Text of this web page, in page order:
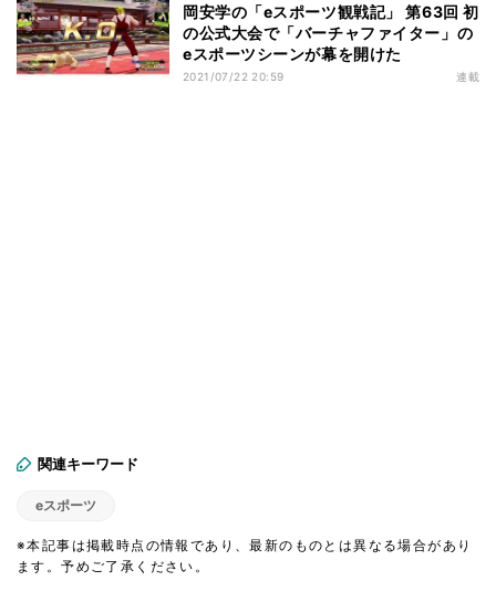
岡安学の「eスポーツ観戦記」 第63回 初
の公式大会で「バーチャファイター」の
eスポーツシーンが幕を開けた
2021/07/22 20:59 連載
関連キーワード
eスポーツ
※本記事は掲載時点の情報であり、最新のものとは異なる場合があり
ます。予めご了承ください。